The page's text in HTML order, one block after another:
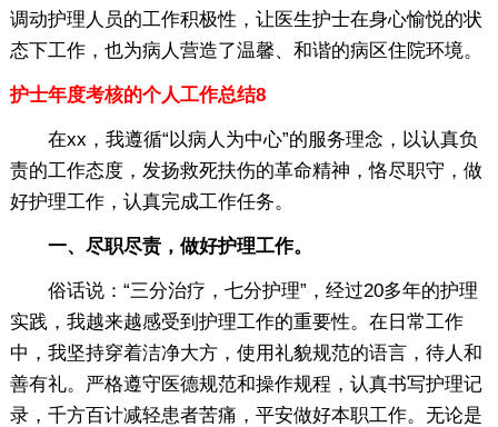
调动护理人员的工作积极性，让医生护士在身心愉悦的状
态下工作，也为病人营造了温馨、和谐的病区住院环境。
护士年度考核的个人工作总结8
在xx，我遵循“以病人为中心”的服务理念，以认真负
责的工作态度，发扬救死扶伤的革命精神，恪尽职守，做
好护理工作，认真完成工作任务。
一、尽职尽责，做好护理工作。
俗话说：“三分治疗，七分护理”，经过20多年的护理
实践，我越来越感受到护理工作的重要性。在日常工作
中，我坚持穿着洁净大方，使用礼貌规范的语言，待人和
善有礼。严格遵守医德规范和操作规程，认真书写护理记
录，千方百计减轻患者苦痛，平安做好本职工作。无论是